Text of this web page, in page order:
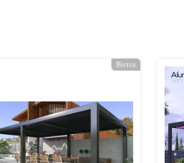
Βίντεο